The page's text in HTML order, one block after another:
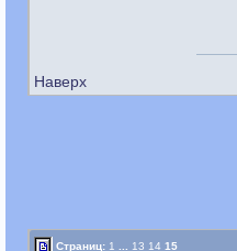
Наверх
Страниц: 1 13 14 15